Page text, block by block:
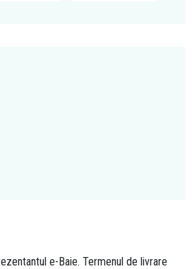
e-Baie. Termenul de livrare